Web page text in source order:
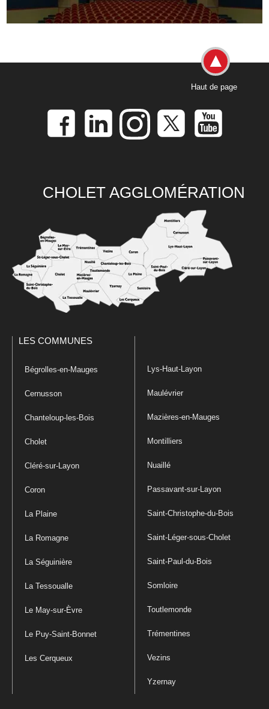
Haut de page
CHOLET AGGLOMÉRATION
LES COMMUNES
Bégrolles-en-Mauges
Cernusson
Chanteloup-les-Bois
Cholet
Cléré-sur-Layon
Coron
La Plaine
La Romagne
La Séguinière
La Tessoualle
Le May-sur-Èvre
Le Puy-Saint-Bonnet
Les Cerqueux
Lys-Haut-Layon
Maulévrier
Mazières-en-Mauges
Montilliers
Nuaillé
Passavant-sur-Layon
Saint-Christophe-du-Bois
Saint-Léger-sous-Cholet
Saint-Paul-du-Bois
Somloire
Toutlemonde
Trémentines
Vezins
Yzernay